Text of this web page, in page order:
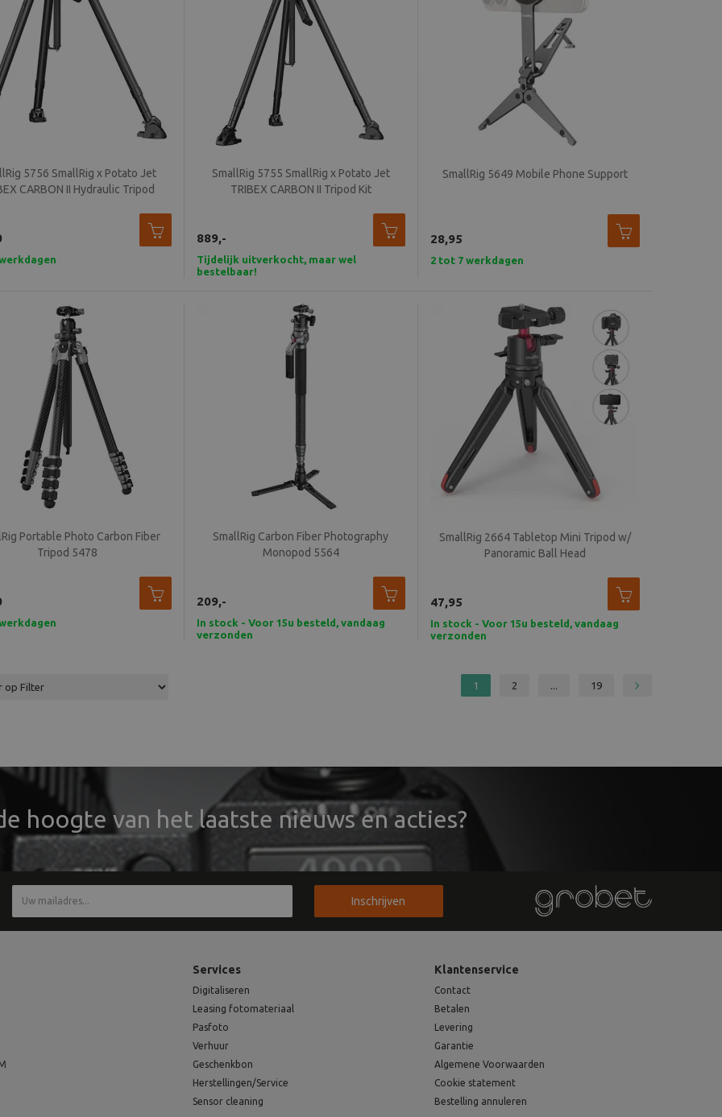
5756 SmallRig x Potato Jet
CARBON II Hydraulic Tripod
SmallRig 5755 SmallRig x Potato Jet
TRIBEX CARBON II Tripod Kit
889,-
Tijdelijk uitverkocht, maar wel
bestelbaar!
SmallRig 5649 Mobile Phone Support
28,95
2 tot 7 werkdagen
Portable Photo Carbon Fiber
Tripod 5478
SmallRig Carbon Fiber Photography
Monopod 5564
209,-
In stock - Voor 15u besteld, vandaag
verzonden
SmallRig 2664 Tabletop Mini Tripod w/
Panoramic Ball Head
47,95
In stock - Voor 15u besteld, vandaag
verzonden
1 2 19
hoogte van het laatste nieuws en acties?
Inschrijven
Services
Digitaliseren
Leasing fotomateriaal
Pasfoto
Verhuur
Geschenkbon
Herstellingen/Service
Sensor cleaning
Klantenservice
Contact
Betalen
Levering
Garantie
Algemene Voorwaarden
Cookie statement
Bestelling annuleren